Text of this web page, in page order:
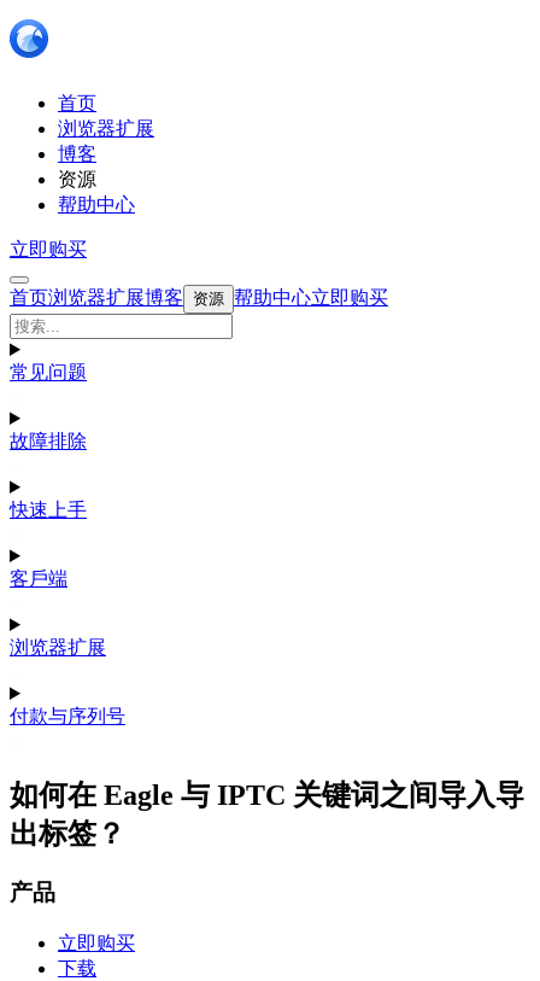
首页
浏览器扩展
博客
资源
帮助中心
立即购买
首页浏览器扩展博客 资源 帮助中心立即购买
常见问题
故障排除
快速上手
客戶端
浏览器扩展
付款与序列号
如何在 Eagle 与 IPTC 关键词之间导入导
出标签？
产品
立即购买
下载